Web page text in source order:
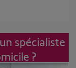
spécialiste
?